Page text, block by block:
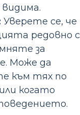
видима.
Уверете се, че
редовно с
за
Може да
към тях по
когато